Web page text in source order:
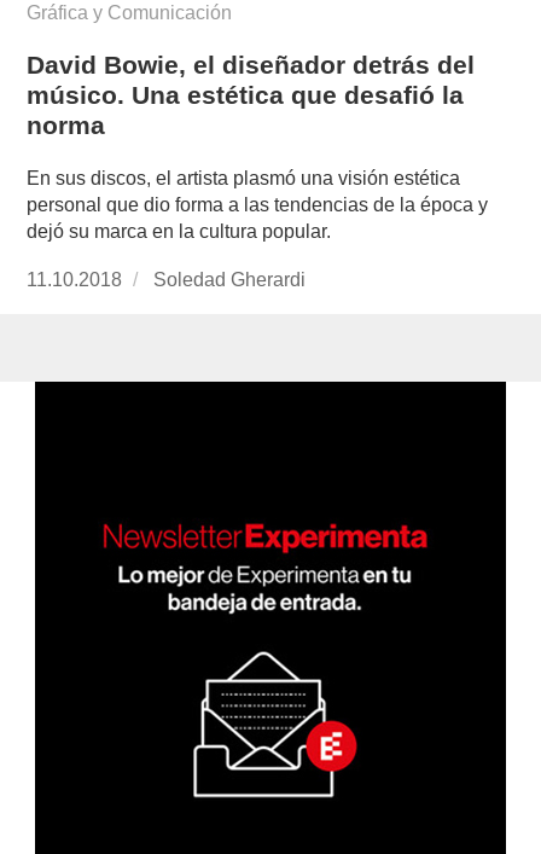
Gráfica y Comunicación
David Bowie, el diseñador detrás del
músico. Una estética que desafió la
norma
En sus discos, el artista plasmó una visión estética
personal que dio forma a las tendencias de la época y
dejó su marca en la cultura popular.
Publicado
11.10.2018
https://www.experimenta.es/author/soledad-
Soledad Gherardi